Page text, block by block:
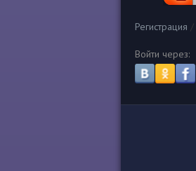
Регистрация /
Войти через: